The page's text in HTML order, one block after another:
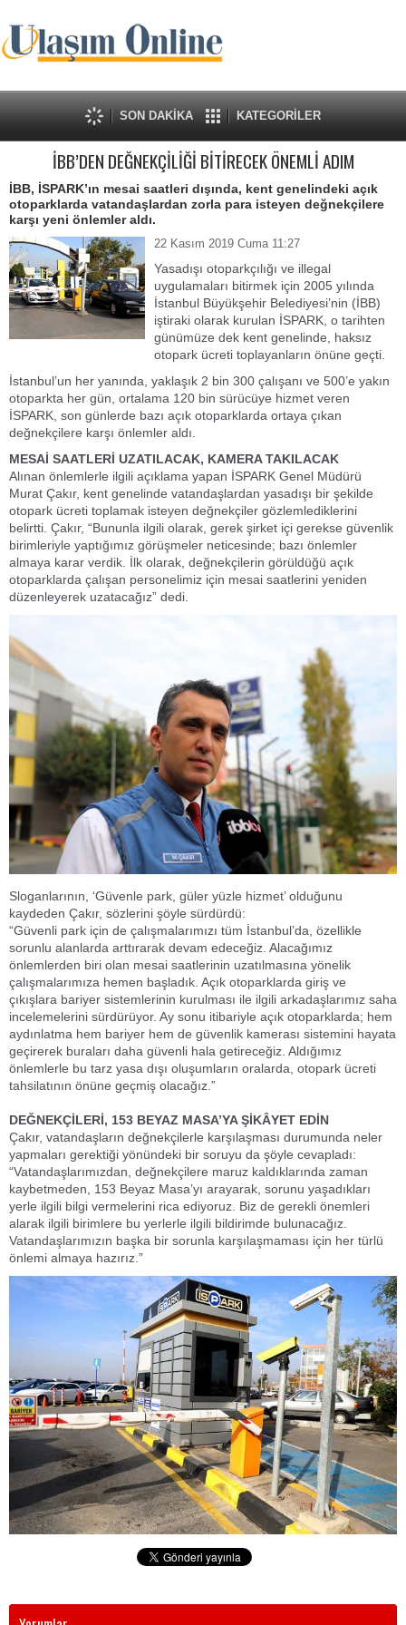
SON DAKİKA KATEGORİLER
İBB’DEN DEĞNEKÇİLİĞİ BİTİRECEK ÖNEMLİ ADIM
İBB, İSPARK’ın mesai saatleri dışında, kent genelindeki açık
otoparklarda vatandaşlardan zorla para isteyen değnekçilere
karşı yeni önlemler aldı.
22 Kasım 2019 Cuma 11:27
Yasadışı otoparkçılığı ve illegal
uygulamaları bitirmek için 2005 yılında
İstanbul Büyükşehir Belediyesi’nin (İBB)
iştiraki olarak kurulan İSPARK, o tarihten
günümüze dek kent genelinde, haksız
otopark ücreti toplayanların önüne geçti.
İstanbul’un her yanında, yaklaşık 2 bin 300 çalışanı ve 500’e yakın
otoparkta her gün, ortalama 120 bin sürücüye hizmet veren
İSPARK, son günlerde bazı açık otoparklarda ortaya çıkan
değnekçilere karşı önlemler aldı.
MESAİ SAATLERİ UZATILACAK, KAMERA TAKILACAK
Alınan önlemlerle ilgili açıklama yapan İSPARK Genel Müdürü
Murat Çakır, kent genelinde vatandaşlardan yasadışı bir şekilde
otopark ücreti toplamak isteyen değnekçiler gözlemlediklerini
belirtti. Çakır, “Bununla ilgili olarak, gerek şirket içi gerekse güvenlik
birimleriyle yaptığımız görüşmeler neticesinde; bazı önlemler
almaya karar verdik. İlk olarak, değnekçilerin görüldüğü açık
otoparklarda çalışan personelimiz için mesai saatlerini yeniden
düzenleyerek uzatacağız” dedi.
Sloganlarının, ‘Güvenle park, güler yüzle hizmet’ olduğunu
kaydeden Çakır, sözlerini şöyle sürdürdü:
“Güvenli park için de çalışmalarımızı tüm İstanbul’da, özellikle
sorunlu alanlarda arttırarak devam edeceğiz. Alacağımız
önlemlerden biri olan mesai saatlerinin uzatılmasına yönelik
çalışmalarımıza hemen başladık. Açık otoparklarda giriş ve
çıkışlara bariyer sistemlerinin kurulması ile ilgili arkadaşlarımız saha
incelemelerini sürdürüyor. Ay sonu itibariyle açık otoparklarda; hem
aydınlatma hem bariyer hem de güvenlik kamerası sistemini hayata
geçirerek buraları daha güvenli hala getireceğiz. Aldığımız
önlemlerle bu tarz yasa dışı oluşumların oralarda, otopark ücreti
tahsilatının önüne geçmiş olacağız.”
DEĞNEKÇİLERİ, 153 BEYAZ MASA’YA ŞİKÂYET EDİN
Çakır, vatandaşların değnekçilerle karşılaşması durumunda neler
yapmaları gerektiği yönündeki bir soruyu da şöyle cevapladı:
“Vatandaşlarımızdan, değnekçilere maruz kaldıklarında zaman
kaybetmeden, 153 Beyaz Masa’yı arayarak, sorunu yaşadıkları
yerle ilgili bilgi vermelerini rica ediyoruz. Biz de gerekli önemleri
alarak ilgili birimlere bu yerlerle ilgili bildirimde bulunacağız.
Vatandaşlarımızın başka bir sorunla karşılaşmaması için her türlü
önlemi almaya hazırız.”